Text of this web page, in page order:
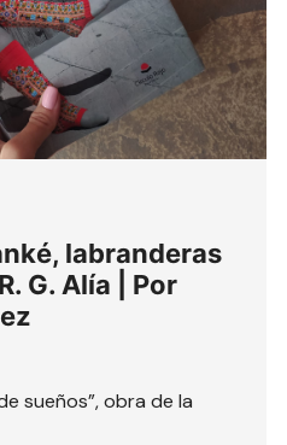
labranderas
G. Alía | Por
sueños”, obra de la